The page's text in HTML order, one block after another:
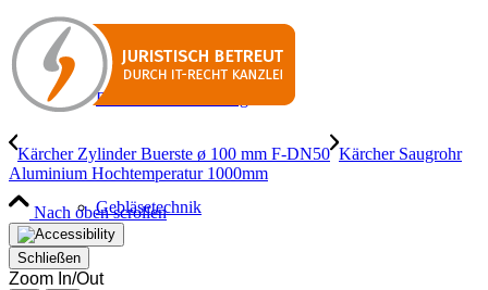
Druckluftaufbereitung
Gebläsetechnik
Kärcher Zylinder Buerste ø 100 mm F-DN50 Kärcher Saugrohr
Aluminium Hochtemperatur 1000mm
Nach oben scrollen
Schließen
Zoom In/Out